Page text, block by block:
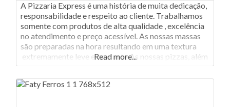
A Pizzaria Express é uma história de muita dedicação,
responsabilidade e respeito ao cliente. Trabalhamos
somente com produtos de alta qualidade , excelência
no atendimento e preço acessível. As nossas massas
são preparadas na hora resultando em uma textura
extremamente leve e crocante.As nossas pizzas, além
do diferencial da massa, caracterizam-se pelas
generosas coberturas e grande variedade de
sabores. Alguns de nossos
Read more...